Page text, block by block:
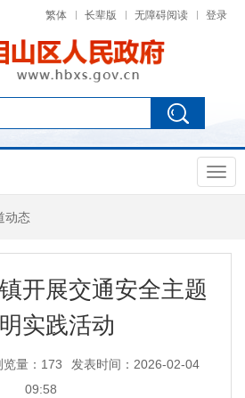
繁体 长辈版 无障碍阅读 登录
动态
开展交通安全主题
实践活动
量： 173
发表时间：2026-02-04
09:58